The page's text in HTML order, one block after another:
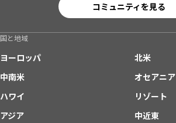
コミュニティを見る
国と地域
ヨーロッパ
北米
中南米
オセアニア
ハワイ
リゾート
アジア
中近東